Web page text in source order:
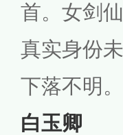
首。女剑
真实身份
下落不明。
白玉卿